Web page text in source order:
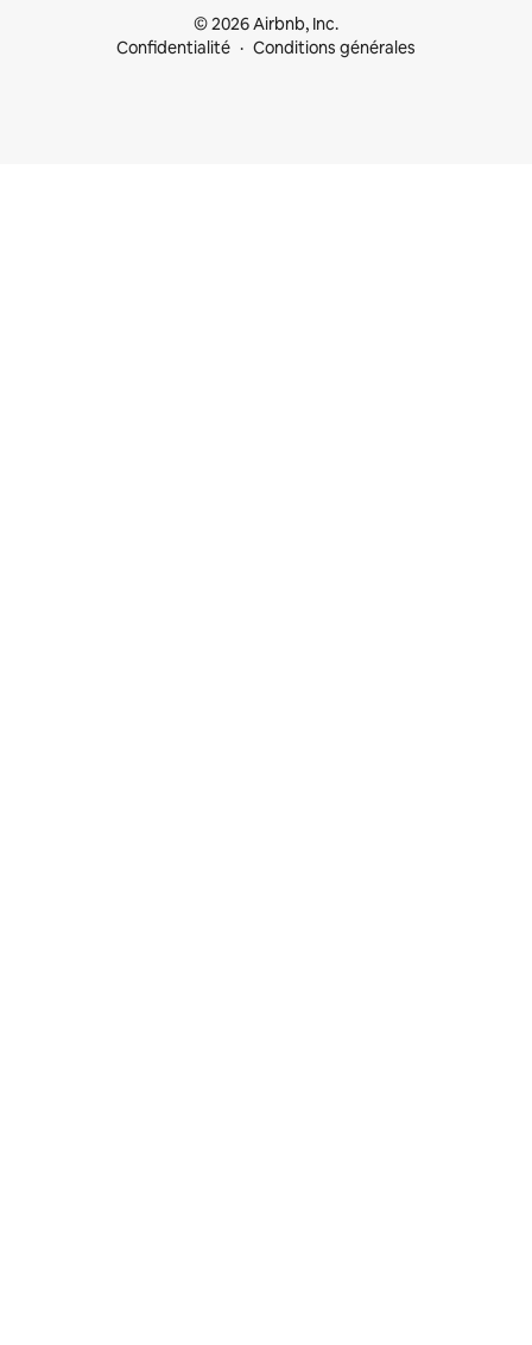
© 2026 Airbnb, Inc.
Confidentialité
Conditions générales